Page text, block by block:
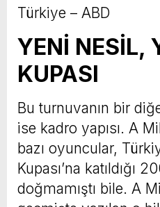
Türkiye – ABD
YENİ NESİL,
KUPASI
Bu turnuvanın bir
ise kadro yapısı. A
bazı oyuncular,
Kupası’na katıldığı
doğmamıştı bile. A